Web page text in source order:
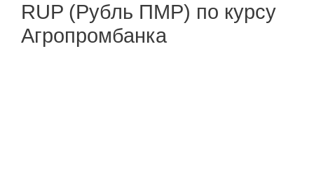
RUP (Рубль ПМР) по курсу
Агропромбанка